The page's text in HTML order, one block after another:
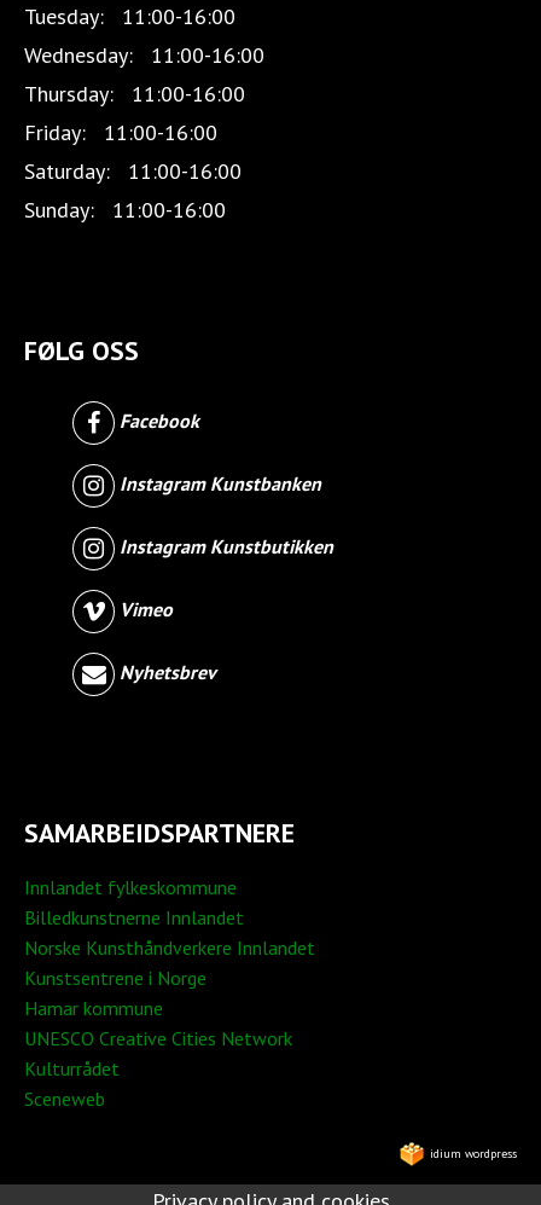
Tuesday:
11:00-16:00
Wednesday:
11:00-16:00
Thursday:
11:00-16:00
Friday:
11:00-16:00
Saturday:
11:00-16:00
Sunday:
11:00-16:00
FØLG OSS
Facebook
Instagram Kunstbanken
Instagram Kunstbutikken
Vimeo
Nyhetsbrev
SAMARBEIDSPARTNERE
Innlandet fylkeskommune
Billedkunstnerne Innlandet
Norske Kunsthåndverkere Innlandet
Kunstsentrene i Norge
Hamar kommune
UNESCO Creative Cities Network
Kulturrådet
Sceneweb
idium wordpress